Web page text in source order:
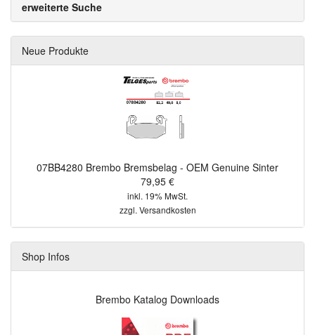
erweiterte Suche
Neue Produkte
07BB4280 Brembo Bremsbelag - OEM Genuine Sinter
79,95 €
inkl. 19% MwSt.
zzgl. Versandkosten
Shop Infos
Brembo Katalog Downloads